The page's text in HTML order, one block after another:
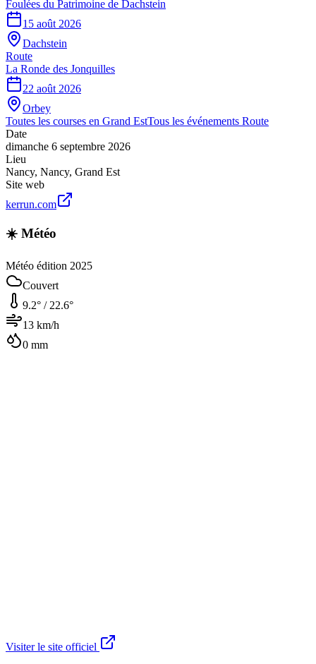
Foulées du Patrimoine de Dachstein
15 août 2026
Dachstein
Route
La Ronde des Jonquilles
22 août 2026
Orbey
Toutes les courses en Grand EstTous les événements Route
Date
dimanche 6 septembre 2026
Lieu
Nancy, Nancy, Grand Est
Site web
kerrun.com
☀️ Météo
Météo édition 2025
Couvert
9.2° / 22.6°
13 km/h
0 mm
Visiter le site officiel